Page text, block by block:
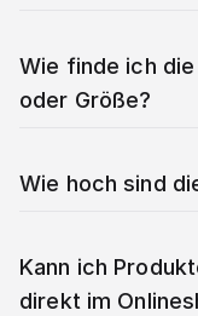
Wie finde ich
oder Größe?
Wie hoch sind
Kann ich
direkt im